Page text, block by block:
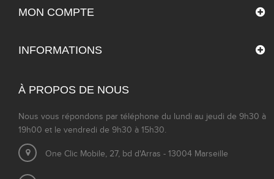
MON COMPTE
INFORMATIONS
À PROPOS DE NOUS
Nous vous répondons par téléphone du lundi au jeudi de 9h30 à
19h00 et le vendredi de 9h30 à 15h30.
One Clic Mobile, 27, bd d'Arras - 13004 Marseille